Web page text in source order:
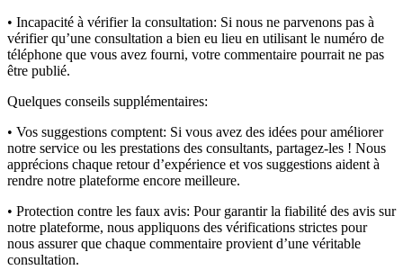
• Incapacité à vérifier la consultation: Si nous ne parvenons pas à
vérifier qu’une consultation a bien eu lieu en utilisant le numéro de
téléphone que vous avez fourni, votre commentaire pourrait ne pas
être publié.
Quelques conseils supplémentaires:
• Vos suggestions comptent: Si vous avez des idées pour améliorer
notre service ou les prestations des consultants, partagez-les ! Nous
apprécions chaque retour d’expérience et vos suggestions aident à
rendre notre plateforme encore meilleure.
• Protection contre les faux avis: Pour garantir la fiabilité des avis sur
notre plateforme, nous appliquons des vérifications strictes pour
nous assurer que chaque commentaire provient d’une véritable
consultation.